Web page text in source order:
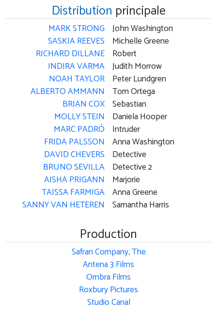
Distribution principale
MARK STRONG
SASKIA REEVES
RICHARD DILLANE
INDIRA VARMA
NOAH TAYLOR
ALBERTO AMMANN
BRIAN COX
MOLLY STEIN
MARC PADRÓ
FRIDA PALSSON
DAVID CHEVERS
BRUNO SEVILLA
AISHA PRIGANN
TAISSA FARMIGA
SANNY VAN HETEREN
John Washington
Michelle Greene
Robert
Judith Morrow
Peter Lundgren
Tom Ortega
Sebastian
Daniela Hooper
Intruder
Anna Washington
Detective
Detective 2
Marjorie
Anna Greene
Samantha Harris
Production
Safran Company, The
Antena 3 Films
Ombra Films
Roxbury Pictures
Studio Canal